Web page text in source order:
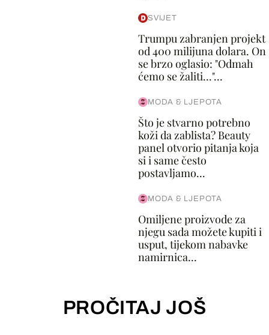
SVIJET
Trumpu zabranjen projekt
od 400 milijuna dolara. On
se brzo oglasio: "Odmah
ćemo se žaliti..."...
MODA & LJEPOTA
Što je stvarno potrebno
koži da zablista? Beauty
panel otvorio pitanja koja
si i same često
postavljamo...
MODA & LJEPOTA
Omiljene proizvode za
njegu sada možete kupiti i
usput, tijekom nabavke
namirnica...
PROČITAJ JOŠ